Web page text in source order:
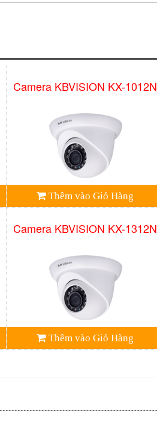
Camera KBVISION KX-1012N
Thêm vào Giỏ Hàng
Camera KBVISION KX-1312N
Thêm vào Giỏ Hàng